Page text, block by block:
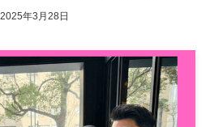
2025年3月28日